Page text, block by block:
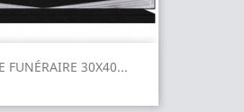
FUNÉRAIRE 30X40...